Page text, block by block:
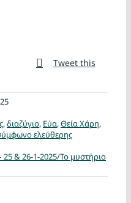
Tweet this
,διαζύγιο, Εύα,Θεία Χάρη,
ελεύθερης
& 26-1-2025/Το μυστήριο